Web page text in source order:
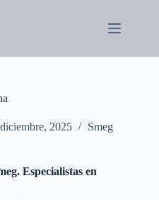
2025 Smeg
Especialistas en